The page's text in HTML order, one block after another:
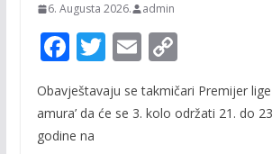
6. Augusta 2026. admin
F
ac
e
b
T
itt
E
m
ai
C
o
p
Obavještavaju se takmičari Premijer lige
amura’ da će se 3. kolo održati 21. do
godine na